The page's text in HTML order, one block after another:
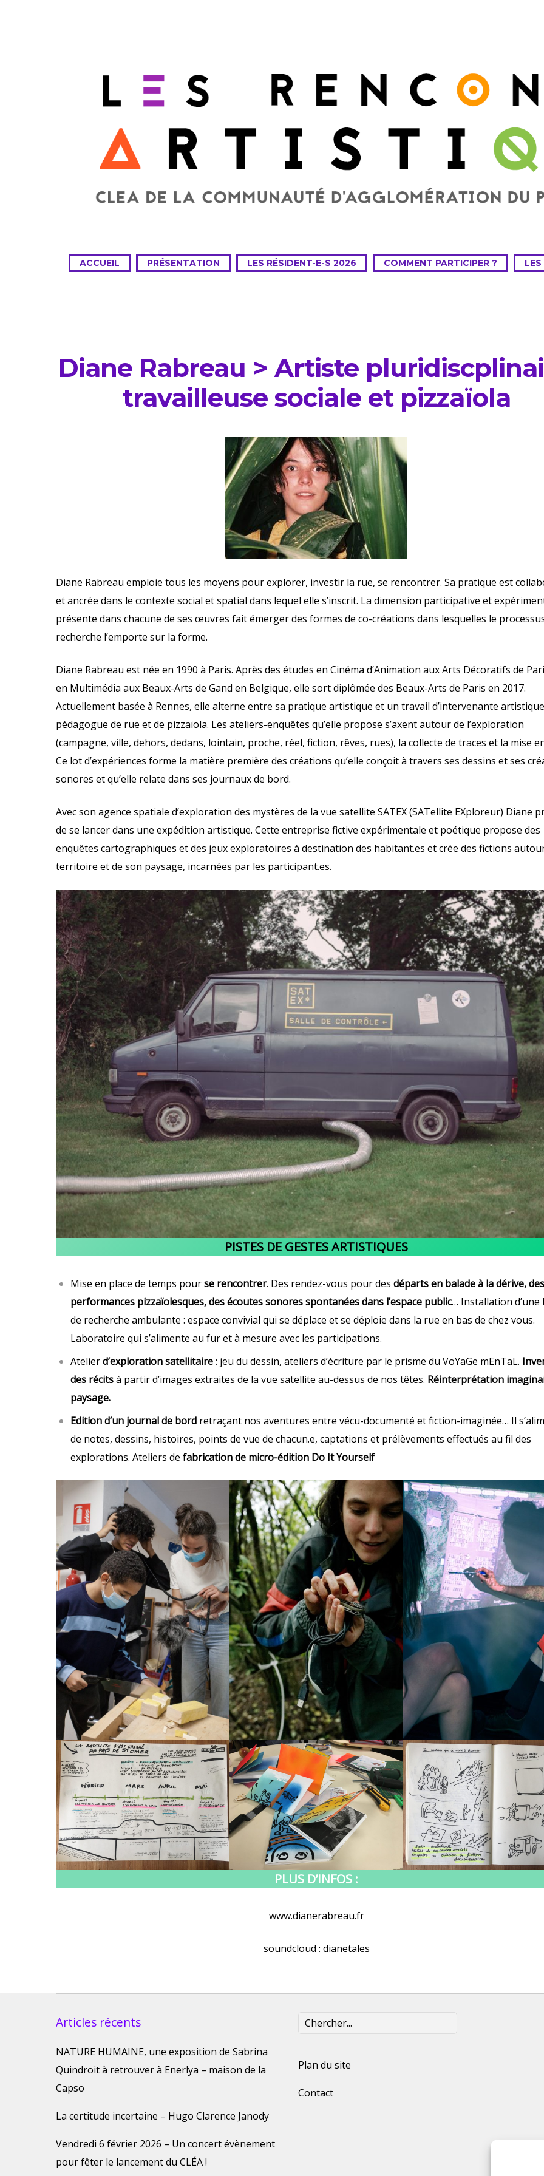
ACCUEIL PRÉSENTATION LES RÉSIDENT-E-S 2026 COMMENT PARTICIPER ?
Diane Rabreau > Artiste
travailleuse sociale et pizzaïola
Diane Rabreau emploie tous les moyens pour explorer, investir la rue, se rencontrer. Sa pratique est
et ancrée dans le contexte social et spatial dans lequel elle s’inscrit. La dimension participative et
présente dans chacune de ses œuvres fait émerger des formes de co-créations dans lesquelles le
recherche l’emporte sur la forme.
Diane Rabreau est née en 1990 à Paris. Après des études en Cinéma d’Animation aux Arts Décoratifs de
en Multimédia aux Beaux-Arts de Gand en Belgique, elle sort diplômée des Beaux-Arts de Paris en 2017.
Actuellement basée à Rennes, elle alterne entre sa pratique artistique et un travail d’intervenante
pédagogue de rue et de pizzaïola. Les ateliers-enquêtes qu’elle propose s’axent autour de l’exploration
(campagne, ville, dehors, dedans, lointain, proche, réel, fiction, rêves, rues), la collecte de traces et la mise
Ce lot d’expériences forme la matière première des créations qu’elle conçoit à travers ses dessins et ses
sonores et qu’elle relate dans ses journaux de bord.
Avec son agence spatiale d’exploration des mystères de la vue satellite SATEX (SATellite EXploreur) Diane
de se lancer dans une expédition artistique. Cette entreprise fictive expérimentale et poétique propose des
enquêtes cartographiques et des jeux exploratoires à destination des habitant.es et crée des fictions
territoire et de son paysage, incarnées par les participant.es.
PISTES DE GESTES ARTISTIQUES
Mise en place de temps pourse rencontrer. Des rendez-vous pour des départs en balade à la dérive, des
performances pizzaïolesques, des écoutes sonores spontanées dans l’espace public… Installation d’une
de recherche ambulante : espace convivial qui se déplace et se déploie dans la rue en bas de chez vous.
Laboratoire qui s’alimente au fur et à mesure avec les participations.
Atelierd’exploration satellitaire: jeu du dessin, ateliers d’écriture par le prisme du VoYaGe mEnTaL.
des récitsà partir d’images extraites de la vue satellite au-dessus de nos têtes. Réinterprétation
paysage.
Edition d’un journal de bord retraçant nos aventures entre vécu-documenté et fiction-imaginée… Il
de notes, dessins, histoires, points de vue de chacun.e, captations et prélèvements effectués au fil des
explorations. Ateliers de fabrication de micro-édition Do It Yourself
PLUS D’INFOS :
www.dianerabreau.fr
soundcloud : dianetales
Articles récents
NATURE HUMAINE, une exposition de Sabrina
Quindroit à retrouver à Enerlya – maison de la
Capso
La certitude incertaine – Hugo Clarence Janody
Vendredi 6 février 2026 – Un concert évènement
pour fêter le lancement du CLÉA !
Plan du site
Contact